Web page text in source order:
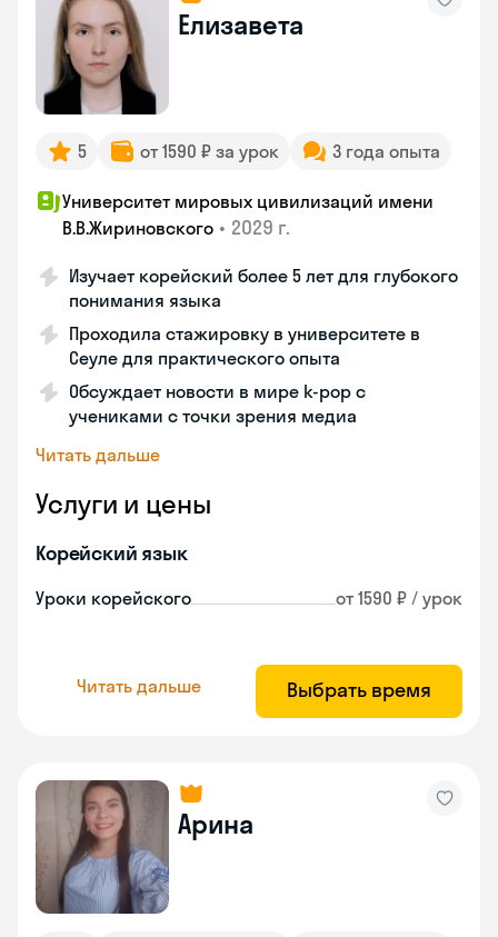
Елизавета
5 от 1590 ₽ за урок 3 года опыта
Университет мировых цивилизаций имени
В.В.Жириновского • 2029 г.
Изучает корейский более 5 лет для глубокого
понимания языка
Проходила стажировку в университете в
Сеуле для практического опыта
Обсуждает новости в мире k-pop с
учениками с точки зрения медиа
Читать дальше
Услуги и цены
Корейский язык
Уроки корейского от 1590 ₽ / урок
Читать дальше Выбрать время
Арина